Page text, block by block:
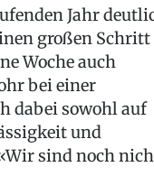
Jahr
großen Schritt
Woche auch
bei einer
dabei sowohl auf
und
sind noch